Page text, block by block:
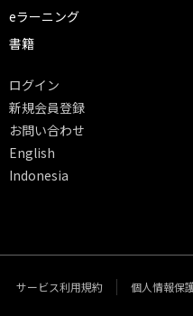
eラーニング
書籍
ログイン
新規会員登録
お問い合わせ
English
Indonesia
サービス利用規約 個人情報保